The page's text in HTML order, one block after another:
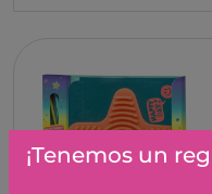
¡Tenemos un